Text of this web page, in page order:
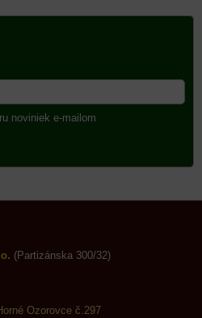
noviniek e-mailom
(Partizánska 300/32)
Ozorovce č.297